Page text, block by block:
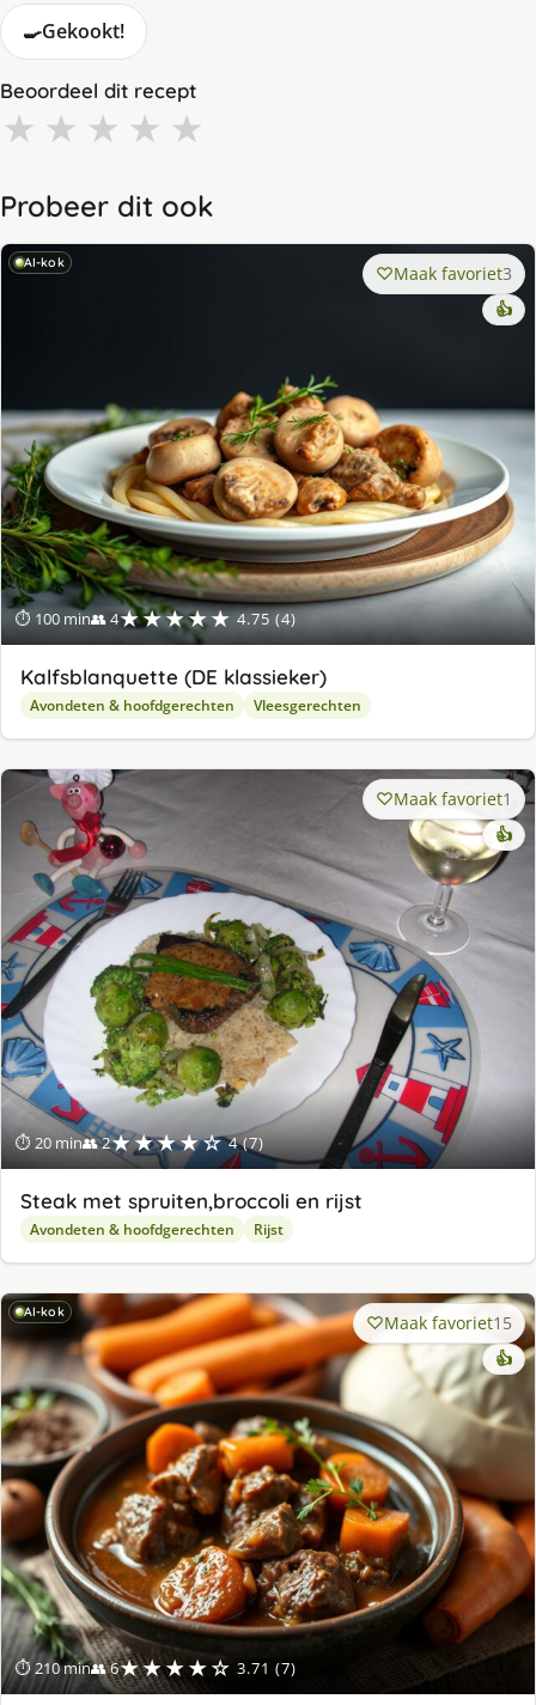
🍳Gekookt!
Beoordeel dit recept
★ ★ ★ ★ ★
Probeer dit ook
AI-kok
⏱ 100 min👥 4★★★★★ 4.75 (4)
Maak favoriet3
👍
Kalfsblanquette (DE klassieker)
Avondeten & hoofdgerechten Vleesgerechten
⏱ 20 min👥 2★★★★☆ 4 (7)
Maak favoriet1
👍
Steak met spruiten,broccoli en rijst
Avondeten & hoofdgerechten Rijst
AI-kok
⏱ 210 min👥 6★★★★☆ 3.71 (7)
Maak favoriet15
👍